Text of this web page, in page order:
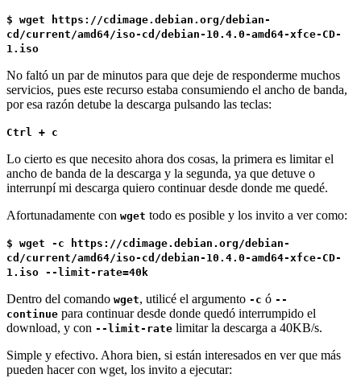
$ wget https://cdimage.debian.org/debian-
cd/current/amd64/iso-cd/debian-10.4.0-amd64-xfce-CD-
1.iso
No faltó un par de minutos para que deje de responderme muchos
servicios, pues este recurso estaba consumiendo el ancho de banda,
por esa razón detube la descarga pulsando las teclas:
Ctrl + c
Lo cierto es que necesito ahora dos cosas, la primera es limitar el
ancho de banda de la descarga y la segunda, ya que detuve o
interrunpí mi descarga quiero continuar desde donde me quedé.
Afortunadamente con wget todo es posible y los invito a ver como:
$ wget -c https://cdimage.debian.org/debian-
cd/current/amd64/iso-cd/debian-10.4.0-amd64-xfce-CD-
1.iso --limit-rate=40k
Dentro del comando wget, utilicé el argumento -c ó --
continue para continuar desde donde quedó interrumpido el
download, y con --limit-rate limitar la descarga a 40KB/s.
Simple y efectivo. Ahora bien, si están interesados en ver que más
pueden hacer con wget, los invito a ejecutar: